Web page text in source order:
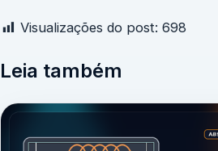
Visualizações do post: 698
Leia também